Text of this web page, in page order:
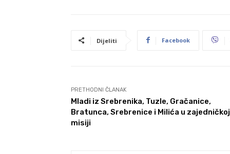
Dijeliti Facebook
PRETHODNI ČLANAK
Mladi iz Srebrenika, Tuzle, Gračanice,
Bratunca, Srebrenice i Milića u zajedničkoj
misiji